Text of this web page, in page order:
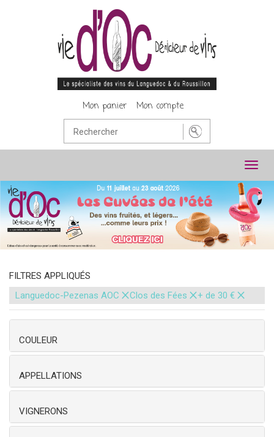
Mon panier Mon compte
FILTRES APPLIQUÉS
Languedoc-Pezenas AOC ×Clos des Fées ×+ de 30 € ×
COULEUR
APPELLATIONS
VIGNERONS